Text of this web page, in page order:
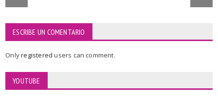
ESCRIBE UN COMENTARIO
Onlyregisteredusers can comment.
YOUTUBE